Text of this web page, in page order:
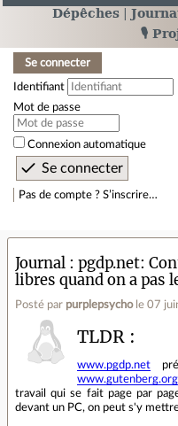
Dépêches
🎙️
Se connecter
Identifiant
Mot de passe
Connexion automatique
Pas de compte ? S’inscrire…
Journal
pgdp.net:
libres quand on a pas
Posté par purplepsycho le 07
TLDR :
www.pgdp.net
www.gutenberg.org
travail qui se fait page par
devant un PC, on peut s'y